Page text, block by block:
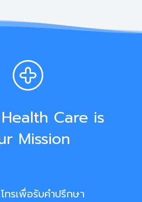
Care is
Mission
ทรเพื่อรับคำปรึกษา